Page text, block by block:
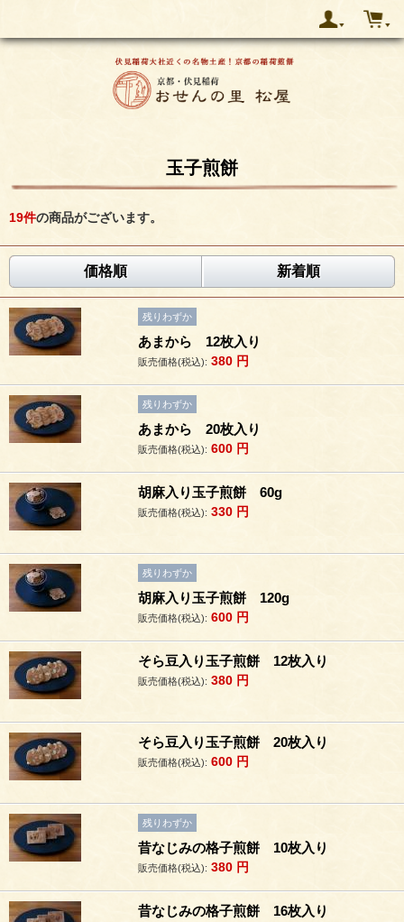
玉子煎餅
19件の商品がございます。
価格順 新着順
残りわずか
あまから 12枚入り
販売価格(税込): 380 円
残りわずか
あまから 20枚入り
販売価格(税込): 600 円
胡麻入り玉子煎餅 60g
販売価格(税込): 330 円
残りわずか
胡麻入り玉子煎餅 120g
販売価格(税込): 600 円
そら豆入り玉子煎餅 12枚入り
販売価格(税込): 380 円
そら豆入り玉子煎餅 20枚入り
販売価格(税込): 600 円
残りわずか
昔なじみの格子煎餅 10枚入り
販売価格(税込): 380 円
昔なじみの格子煎餅 16枚入り